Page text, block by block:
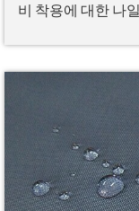
비 착용에 대한 나